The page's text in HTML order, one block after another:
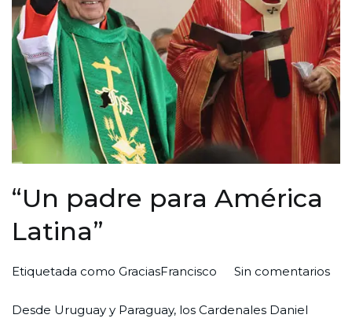
“Un padre para América
Latina”
Por
Ciudad
Publicada
30
Publicada
Sin
Etiquetada como GraciasFrancisco Sin comentariosen
Desde Uruguay y Paraguay, los Cardenales Daniel